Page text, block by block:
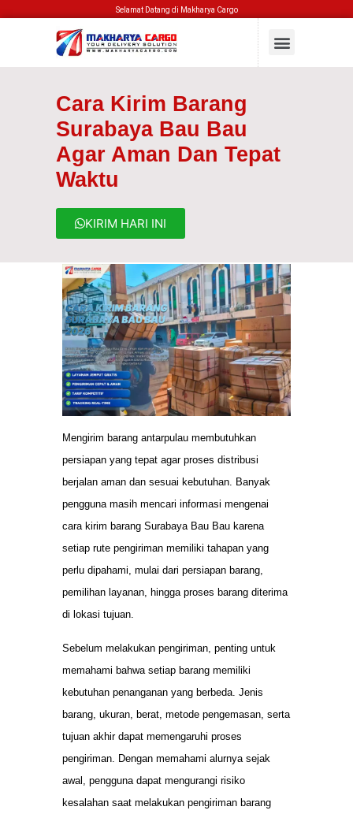
Selamat Datang di Makharya Cargo
Cara Kirim Barang
Surabaya Bau Bau
Agar Aman Dan Tepat
Waktu
KIRIM HARI INI
Mengirim barang antarpulau membutuhkan
persiapan yang tepat agar proses distribusi
berjalan aman dan sesuai kebutuhan. Banyak
pengguna masih mencari informasi mengenai
cara kirim barang Surabaya Bau Bau karena
setiap rute pengiriman memiliki tahapan yang
perlu dipahami, mulai dari persiapan barang,
pemilihan layanan, hingga proses barang diterima
di lokasi tujuan.
Sebelum melakukan pengiriman, penting untuk
memahami bahwa setiap barang memiliki
kebutuhan penanganan yang berbeda. Jenis
barang, ukuran, berat, metode pengemasan, serta
tujuan akhir dapat memengaruhi proses
pengiriman. Dengan memahami alurnya sejak
awal, pengguna dapat mengurangi risiko
kesalahan saat melakukan pengiriman barang